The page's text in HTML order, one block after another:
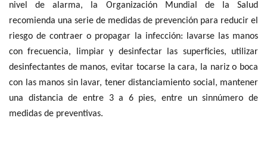
nivel de alarma, la Organización Mundial de la Salud
recomienda una serie de medidas de prevención para reducir el
riesgo de contraer o propagar la infección: lavarse las manos
con frecuencia, limpiar y desinfectar las superficies, utilizar
desinfectantes de manos, evitar tocarse la cara, la nariz o boca
con las manos sin lavar, tener distanciamiento social, mantener
una distancia de entre 3 a 6 pies, entre un sinnúmero de
medidas de preventivas.